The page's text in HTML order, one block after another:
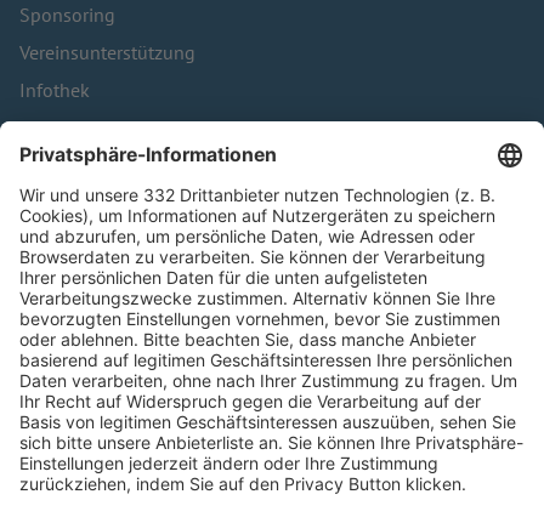
Sponsoring
Vereinsunterstützung
Infothek
Kontakt
HÄUFIG BESUCHTE SEITEN
Pässe und Vereinswechsel
Trainerausbildung
Schulungsangebot Vereinsmitarbeiter
BFV-Geschäftsstellen
Trainerbörse
Login SpielPlus
FOLGE DEM BFV